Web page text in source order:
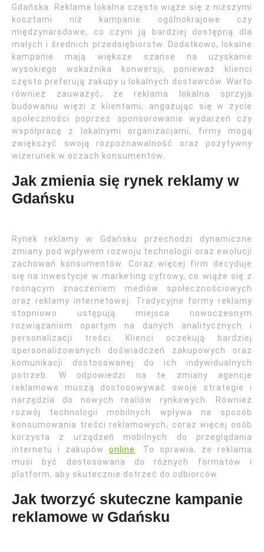
Gdańska. Reklama lokalna często wiąże się z niższymi
kosztami niż kampanie ogólnokrajowe czy
międzynarodowe, co czyni ją bardziej dostępną dla
małych i średnich przedsiębiorstw. Dodatkowo, lokalne
kampanie mają większe szanse na uzyskanie
wysokiego wskaźnika konwersji, ponieważ klienci
często preferują zakupy u lokalnych dostawców. Warto
również zauważyć, że reklama lokalna sprzyja
budowaniu więzi z klientami; angażując się w życie
społeczności poprzez sponsorowanie wydarzeń czy
współpracę z lokalnymi organizacjami, firmy mogą
zwiększyć swoją rozpoznawalność oraz pozytywny
wizerunek w oczach konsumentów.
Jak zmienia się rynek reklamy w
Gdańsku
Rynek reklamy w Gdańsku przechodzi dynamiczne
zmiany pod wpływem rozwoju technologii oraz ewolucji
zachowań konsumentów. Coraz więcej firm decyduje
się na inwestycje w marketing cyfrowy, co wiąże się z
rosnącym znaczeniem mediów społecznościowych
oraz reklamy internetowej. Tradycyjne formy reklamy
stopniowo ustępują miejsca nowoczesnym
rozwiązaniom opartym na danych analitycznych i
personalizacji treści. Klienci oczekują bardziej
spersonalizowanych doświadczeń zakupowych oraz
komunikacji dostosowanej do ich indywidualnych
potrzeb. W odpowiedzi na te zmiany agencje
reklamowe muszą dostosowywać swoje strategie i
narzędzia do nowych realiów rynkowych. Również
rozwój technologii mobilnych wpływa na sposób
konsumowania treści reklamowych; coraz więcej osób
korzysta z urządzeń mobilnych do przeglądania
internetu i zakupówonline
. To sprawia, że reklama
musi być dostosowana do różnych formatów i
platform, aby skutecznie dotrzeć do odbiorców.
Jak tworzyć skuteczne kampanie
reklamowe w Gdańsku